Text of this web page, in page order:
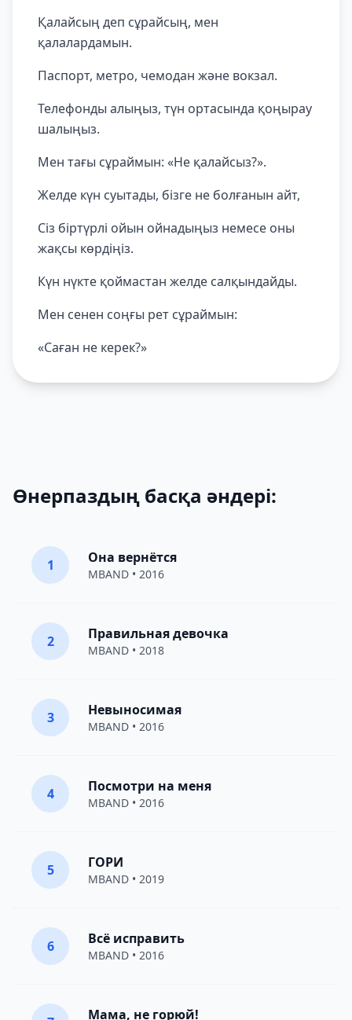
Қалайсың деп сұрайсың, мен
қалалардамын.
Паспорт, метро, ​​чемодан және вокзал.
Телефонды алыңыз, түн ортасында қоңырау
шалыңыз.
Мен тағы сұраймын: «Не қалайсыз?».
Желде күн суытады, бізге не болғанын айт,
Сіз біртүрлі ойын ойнадыңыз немесе оны
жақсы көрдіңіз.
Күн нүкте қоймастан желде салқындайды.
Мен сенен соңғы рет сұраймын:
«Саған не керек?»
Өнерпаздың басқа әндері:
1 Она вернётся
MBAND • 2016
2 Правильная девочка
MBAND • 2018
3 Невыносимая
MBAND • 2016
4 Посмотри на меня
MBAND • 2016
5 ГОРИ
MBAND • 2019
6 Всё исправить
MBAND • 2016
Мама, не горюй!